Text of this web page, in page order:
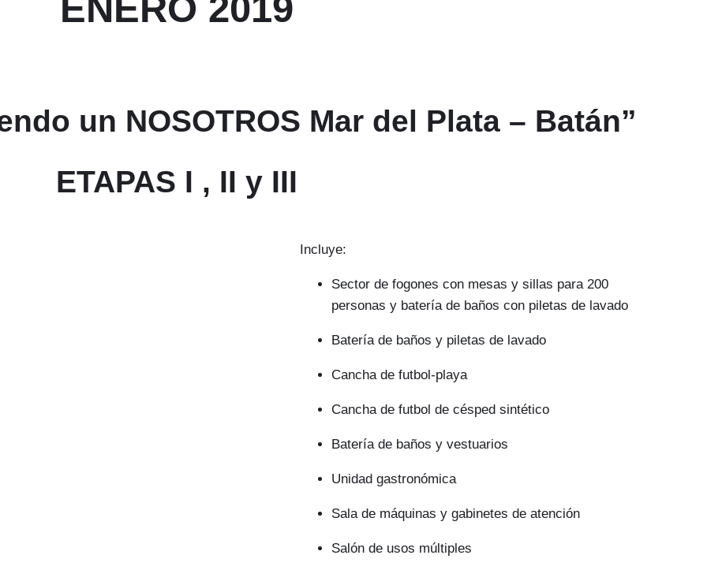
ENERO 2019
un NOSOTROS Mar del Plata – Batán”
ETAPAS I , II y III
Incluye:
Sector de fogones con mesas y sillas para 200
personas y batería de baños con piletas de lavado
Batería de baños y piletas de lavado
Cancha de futbol-playa
Cancha de futbol de césped sintético
Batería de baños y vestuarios
Unidad gastronómica
Sala de máquinas y gabinetes de atención
Salón de usos múltiples